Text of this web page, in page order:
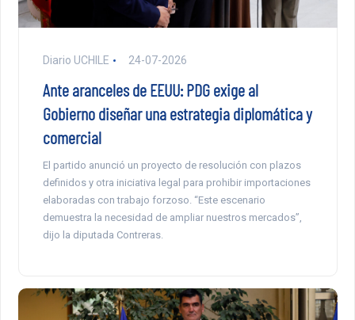
Diario UCHILE 24-07-2026
Ante aranceles de EEUU: PDG exige al
Gobierno diseñar una estrategia diplomática y
comercial
El partido anunció un proyecto de resolución con plazos
definidos y otra iniciativa legal para prohibir importaciones
elaboradas con trabajo forzoso. “Este escenario
demuestra la necesidad de ampliar nuestros mercados”,
dijo la diputada Contreras.